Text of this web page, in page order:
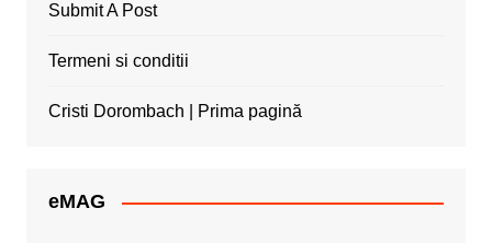
Submit A Post
Termeni si conditii
Cristi Dorombach | Prima pagină
eMAG